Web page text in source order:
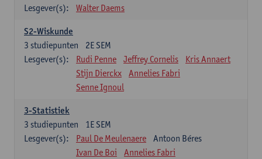
Lesgever(s):
Walter Daems
S2-Wiskunde
2E SEM
3 studiepunten
Lesgever(s):
Rudi Penne Jeffrey Cornelis
Kris Annaert
Stijn Dierckx
Annelies Fabri
Senne Ignoul
3-Statistiek
1E SEM
3 studiepunten
Lesgever(s):
Paul De Meulenaere
Antoon Béres
Ivan De Boi
Annelies Fabri